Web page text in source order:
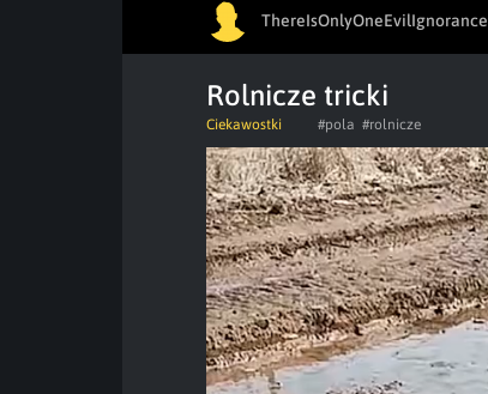
ThereIsOnlyOneEvilIgnorance
Rolnicze tricki
Ciekawostki #pola #rolnicze